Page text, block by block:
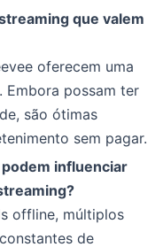
que valem
oferecem uma
Embora possam ter
são ótimas
sem pagar.
influenciar
offline, múltiplos
de